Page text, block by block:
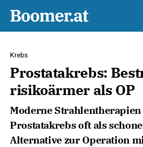
Krebs
Prostatakrebs:
risikoärmer als OP
Moderne
Prostatakrebs oft als
Alternative zur Operation